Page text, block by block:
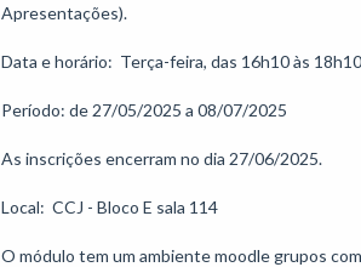
Apresentações).
Data e horário:  Terça-feira, das 16h10 às 18h10
Período: de 27/05/2025 a 08/07/2025
As inscrições encerram no dia 27/06/2025.
Local:  CCJ - Bloco E sala 114
O módulo tem um ambiente moodle grupos